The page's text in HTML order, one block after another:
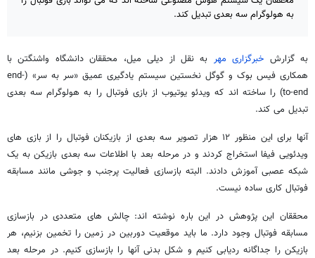
به هولوگرام سه بعدی تبدیل کند.
به گزارش خبرگزاری مهر به نقل از دیلی میل، محققان دانشگاه واشنگتن با
همکاری فیس بوک و گوگل نخستین سیستم یادگیری عمیق «سر به سر» (end-
to-end) را ساخته اند که ویدئو یوتیوب از بازی فوتبال را به هولوگرام سه بعدی
تبدیل می کند.
آنها برای این منظور ۱۲ هزار تصویر سه بعدی از بازیکنان فوتبال را از بازی های
ویدئویی فیفا استخراج کردند و در مرحله بعد با اطلاعات سه بعدی بازیکن به یک
شبکه عصبی آموزش دادند. البته بازسازی فعالیت پرجنب و جوشی مانند مسابقه
فوتبال کاری ساده نیست.
محققان این پژوهش در این باره نوشته اند: چالش های متعددی در بازسازی
مسابقه فوتبال وجود دارد. ما باید موقعیت دوربین در زمین را تخمین بزنیم، هر
بازیکن را جداگانه ردیابی کنیم و شکل بدنی آنها را بازسازی کنیم. در مرحله بعد